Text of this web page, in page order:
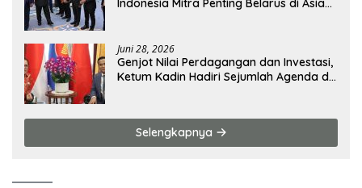
Indonesia Mitra Penting Belarus di Asia
Juni 28, 2026
Genjot Nilai Perdagangan dan Investasi,
Ketum Kadin Hadiri Sejumlah Agenda di
Selengkapnya